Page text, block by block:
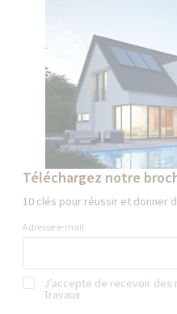
Téléchargez notre
10 clés pour réussir et donner
Adresse e-mail
J’accepte de recevoir des
Travaux